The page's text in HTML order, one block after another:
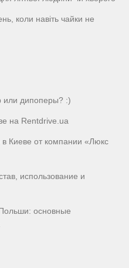
коли навіть чайки не
или дипоперы? :)
на Rentdrive.ua
Киеве от компании «Люкс
использование и
основные